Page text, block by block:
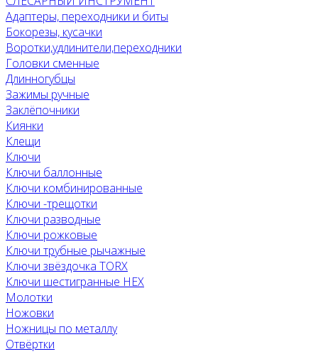
Адаптеры, переходники и биты
Бокорезы, кусачки
Воротки,удлинители,переходники
Головки сменные
Длинногубцы
Зажимы ручные
Заклёпочники
Киянки
Клещи
Ключи
Ключи баллонные
Ключи комбинированные
Ключи -трещотки
Ключи разводные
Ключи рожковые
Ключи трубные рычажные
Ключи звёздочка TORX
Ключи шестигранные HEX
Молотки
Ножовки
Ножницы по металлу
Отвёртки